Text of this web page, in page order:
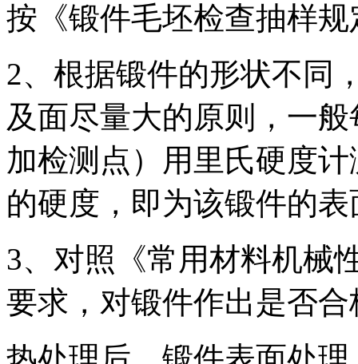
按《锻件毛坯检查抽样
2、根据锻件的形状不同
及面尽量大的原则，一
加检测点）用里氏硬度
的硬度，即为该锻件的
3、对照《常用材料机械
要求，对锻件作出是否